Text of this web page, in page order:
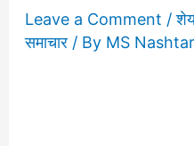
Leave a Comment /
समाचार/ By MS Nashtar